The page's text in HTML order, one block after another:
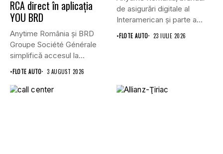
RCA direct în aplicația
YOU BRD
Anytime România și BRD
Groupe Société Générale
simplifică accesul la
asigurările auto...
•FLOTE AUTO 3 AUGUST 2026
de asigurări digitale al
Interamerican și parte a
Grupului...
•FLOTE AUTO 23 IULIE 2026